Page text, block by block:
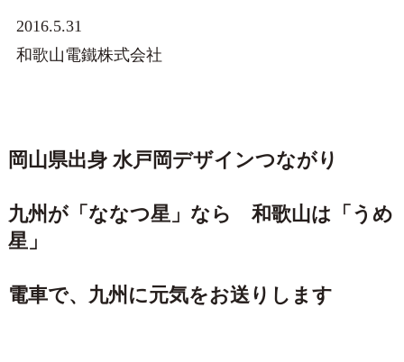
2016.5.31
和歌山電鐵株式会社
岡山県出身 水戸岡デザインつながり
九州が「ななつ星」なら 和歌山は「うめ
星」
電車で、九州に元気をお送りします